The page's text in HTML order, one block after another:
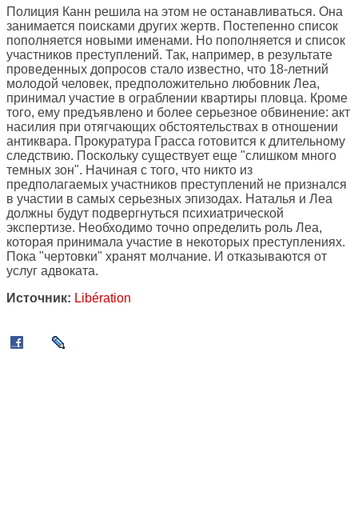
Полиция Канн решила на этом не останавливаться. Она
занимается поисками других жертв. Постепенно список
пополняется новыми именами. Но пополняется и список
участников преступлений. Так, например, в результате
проведенных допросов стало известно, что 18-летний
молодой человек, предположительно любовник Леа,
принимал участие в ограблении квартиры пловца. Кроме
того, ему предъявлено и более серьезное обвинение: акт
насилия при отягчающих обстоятельствах в отношении
антиквара. Прокуратура Грасса готовится к длительному
следствию. Поскольку существует еще "слишком много
темных зон". Начиная с того, что никто из
предполагаемых участников преступлений не признался
в участии в самых серьезных эпизодах. Наталья и Леа
должны будут подвергнуться психиатрической
экспертизе. Необходимо точно определить роль Леа,
которая принимала участие в некоторых преступлениях.
Пока "чертовки" хранят молчание. И отказываются от
услуг адвоката.
Источник: Libération